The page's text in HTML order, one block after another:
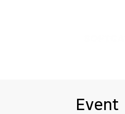
Event